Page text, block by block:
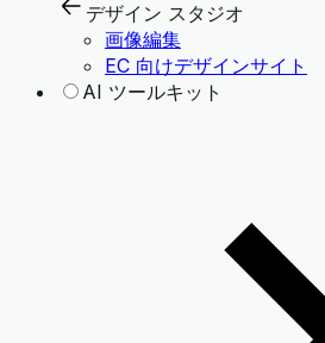
デザイン スタジオ
画像編集
EC 向けデザインサイト
AI ツールキット